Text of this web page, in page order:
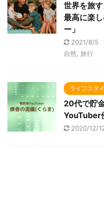
世界を旅
最高に楽
ー」
2021/8/5
自然 旅行
ライフスタ
20代で貯
YouTuber
2020/12/